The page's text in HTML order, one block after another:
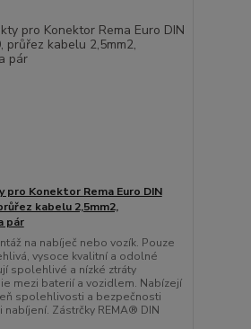
Konektor Rema Euro DIN
kabelu 2,5mm2,
pár
na nabíječ nebo vozík. Pouze
vysoce kvalitní a odolné
spolehlivé a nízké ztráty
mezi baterií a vozidlem. Nabízejí
spolehlivosti a bezpečnosti
nabíjení. Zástrčky REMA® DIN